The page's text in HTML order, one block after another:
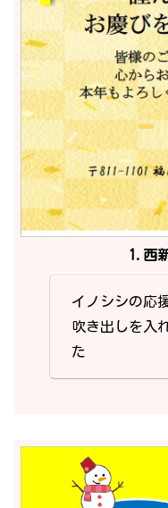
1.西
イノシシの応
吹き出しを入
た